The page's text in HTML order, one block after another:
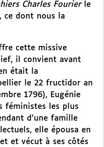
Charles Fourierle
ce dont nous la
cette missive
il convient avant
était la
le 22 fructidor an
1796), Eugénie
féministes les plus
d’une famille
elle épousa en
et vécut à ses côtés